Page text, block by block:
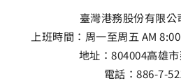
臺灣港務股份有限公
上班時間：周一至周五 AM
地址： 804004高雄
電話： 886-7-